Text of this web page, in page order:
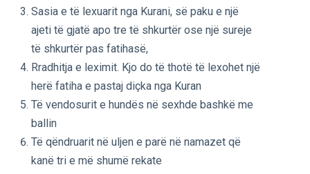
Sasia e të lexuarit nga Kurani, së paku e një
ajeti të gjatë apo tre të shkurtër ose një sureje
të shkurtër pas fatihasë,
Rradhitja e leximit. Kjo do të thotë të lexohet një
herë fatiha e pastaj diçka nga Kuran
Të vendosurit e hundës në sexhde bashkë me
ballin
Të qëndruarit në uljen e parë në namazet që
kanë tri e më shumë rekate